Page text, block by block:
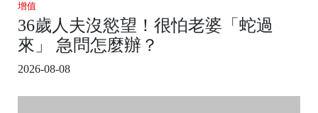
增值
36歲人夫沒慾望！很怕老婆「蛇過
來」 急問怎麼辦？
2026-08-08